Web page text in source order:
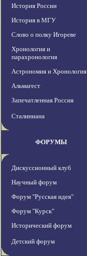
История России
История в МГУ
Слово о полку Игореве
Хронология и
парахронология
Астрономия и Хронология
Альмагест
Запечатленная Россия
Сталиниана
ФОРУМЫ
Дискуссионный клуб
Научный форум
Форум "Русская идея"
Форум "Курск"
Исторический форум
Детский форум